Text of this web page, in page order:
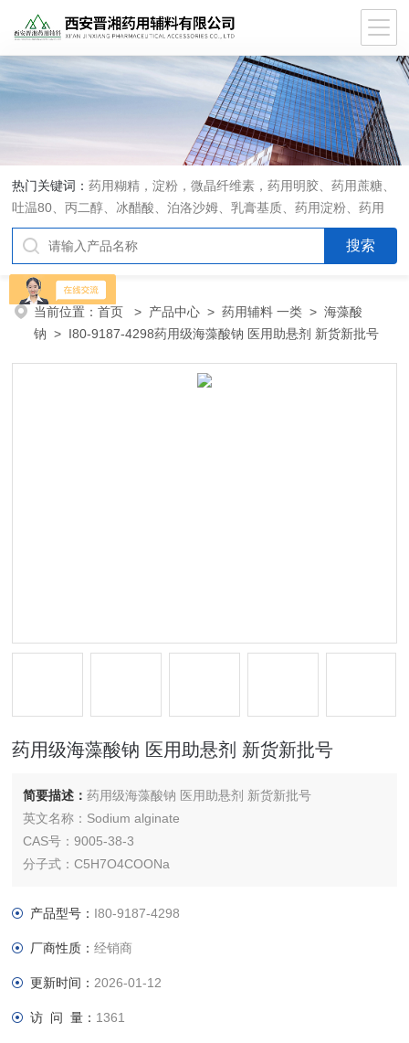
热门关键词：药用糊精，淀粉，微晶纤维素，药用明胶、药用蔗糖、
吐温80、丙二醇、冰醋酸、泊洛沙姆、乳膏基质、药用淀粉、药用
糊精、硬脂酸镁、聚丙烯酸树脂系列、羧甲基淀粉钠、羧甲基纤维素
钠、可溶性淀粉、甘露醇、羟丙纤维素、羟丙基甲基纤维素、乳糖、
交联聚维酮、交联羧甲基纤维素钠、聚乙二醇（PEG）系列、二氧化
硅、聚乙烯吡咯烷酮、十八醇、十六醇、预交化淀粉、微晶纤维素、
甲基纤维素、乙基纤维素，三氯蔗糖，麝香草酚，药用蜂蜜，
当前位置：首页 > 产品中心 >药用辅料 一类 >海藻酸
钠 > I80-9187-4298药用级海藻酸钠 医用助悬剂 新货新批号
药用级海藻酸钠 医用助悬剂 新货新批号
简要描述：药用级海藻酸钠 医用助悬剂 新货新批号
英文名称：Sodium alginate
CAS号：9005-38-3
分子式：C5H7O4COONa
贮藏：密封保存。
产品型号： I80-9187-4298
厂商性质：经销商
更新时间： 2026-01-12
访 问 量： 1361